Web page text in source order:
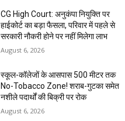
CG High Court: अनुकंपा नियुक्ति पर
हाईकोर्ट का बड़ा फैसला, परिवार में पहले से
सरकारी नौकरी होने पर नहीं मिलेगा लाभ
August 6, 2026
स्कूल-कॉलेजों के आसपास 500 मीटर तक
No-Tobacco Zone! शराब-गुटका समेत
नशीले पदार्थों की बिक्री पर रोक
August 6, 2026